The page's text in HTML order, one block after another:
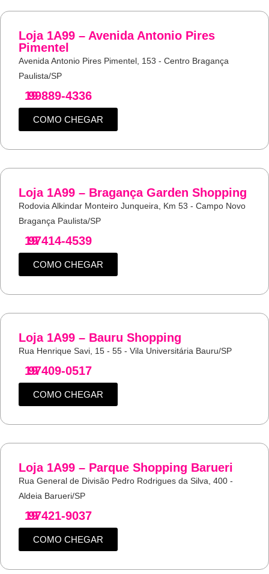
Loja 1A99 – Avenida Antonio Pires
Pimentel
Avenida Antonio Pires Pimentel, 153 - Centro Bragança
Paulista/SP
19
99889-4336
COMO CHEGAR
Loja 1A99 – Bragança Garden Shopping
Rodovia Alkindar Monteiro Junqueira, Km 53 - Campo Novo
Bragança Paulista/SP
19
97414-4539
COMO CHEGAR
Loja 1A99 – Bauru Shopping
Rua Henrique Savi, 15 - 55 - Vila Universitária Bauru/SP
19
97409-0517
COMO CHEGAR
Loja 1A99 – Parque Shopping Barueri
Rua General de Divisão Pedro Rodrigues da Silva, 400 -
Aldeia Barueri/SP
19
97421-9037
COMO CHEGAR